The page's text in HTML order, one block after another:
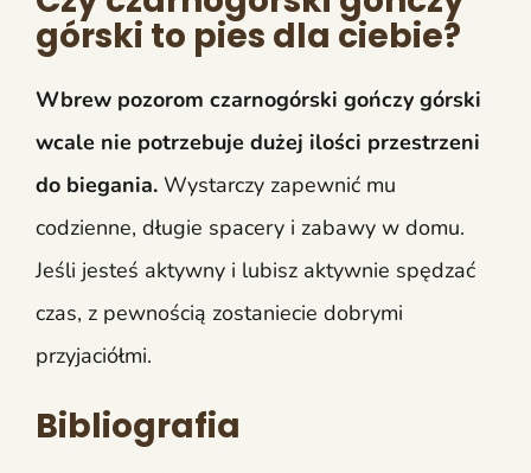
górski to pies dla ciebie?
Wbrew pozorom czarnogórski gończy górski
wcale nie potrzebuje dużej ilości przestrzeni
do biegania. Wystarczy zapewnić mu
codzienne, długie spacery i zabawy w domu.
Jeśli jesteś aktywny i lubisz aktywnie spędzać
czas, z pewnością zostaniecie dobrymi
przyjaciółmi.
Bibliografia